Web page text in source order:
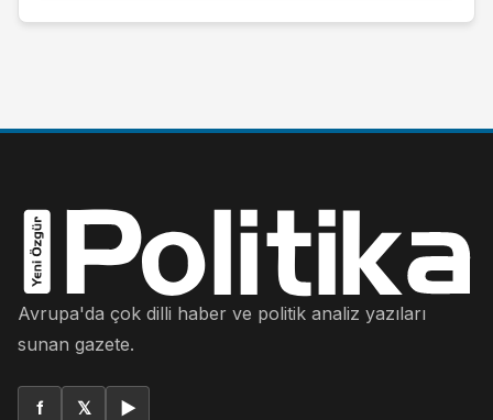
Avrupa'da çok dilli haber ve politik analiz yazıları
sunan gazete.
f 𝕏 ▶